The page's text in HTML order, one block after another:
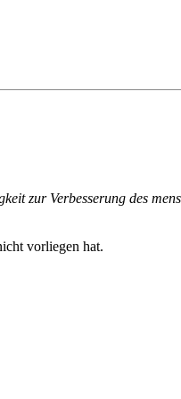
zur Verbesserung des
vorliegen hat.